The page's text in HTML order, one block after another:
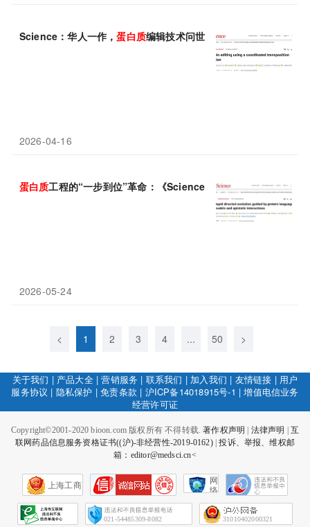
Science：华人一作，蛋白质编辑技术问世，十分钟内精准改造活
2026-04-16
蛋白质工程的“一步到位”革命：《Science》实现百倍性能跃升
2026-05-24
< 1 2 3 4 ... 50 >
关于我们 | 产品大全|营销服务 | 联系我们 | 加入我们 | 友情链接 | 用户
服务协议 | 隐私保护 |免责条款 | 沪ICP备14018915号-1 |增值电信业务
经营许可证
Copyright©2001-2020 bioon.com 版权所有 不得转载.著作权声明 法律声明
互
联网药品信息服务资格证书((沪)-非经营性-2019-0162)|投诉、举报、维权邮
箱：editor@medsci.cn<
上海工商
网
络
会
征
021-54485309-8082 31010402000321